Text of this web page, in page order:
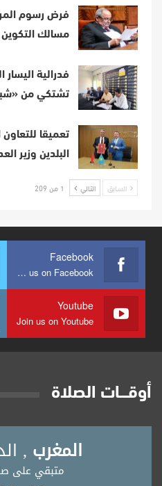
فرض رسوم
مسالك التكوين
فدرالية
تشتكي من
تعميقا
البلدين وزير
السابق التالي 1 من 209
Facebook
Join us on Facebook
Youtube
Join us on Youtube
أوقــــات الصلاة